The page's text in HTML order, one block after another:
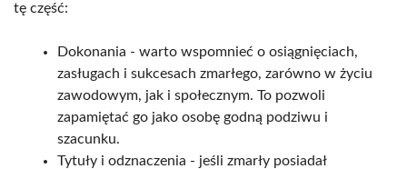
tę część:
Dokonania - warto wspomnieć o osiągnięciach,
zasługach i sukcesach zmarłego, zarówno w życiu
zawodowym, jak i społecznym. To pozwoli
zapamiętać go jako osobę godną podziwu i
szacunku.
Tytuły i odznaczenia - jeśli zmarły posiadał